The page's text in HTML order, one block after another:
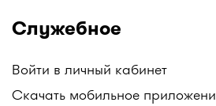
Служебное
Войти в личный кабинет
Скачать мобильное